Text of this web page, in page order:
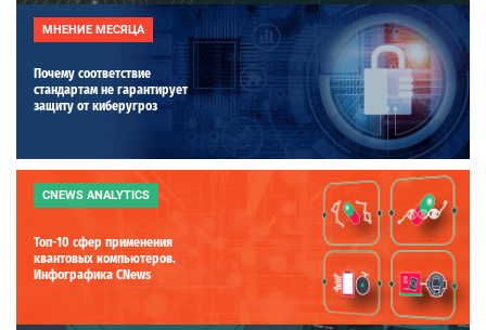
МНЕНИЕ МЕСЯЦА
Почему соответствие
стандартам не гарантирует
защиту от киберугроз
CNEWS ANALYTICS
Топ-10 сфер применения
квантовых компьютеров.
Инфографика CNews